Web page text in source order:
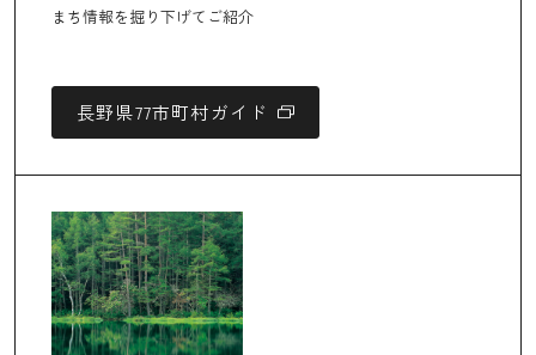
まち情報を掘り下げてご紹介
長野県77市町村ガイド